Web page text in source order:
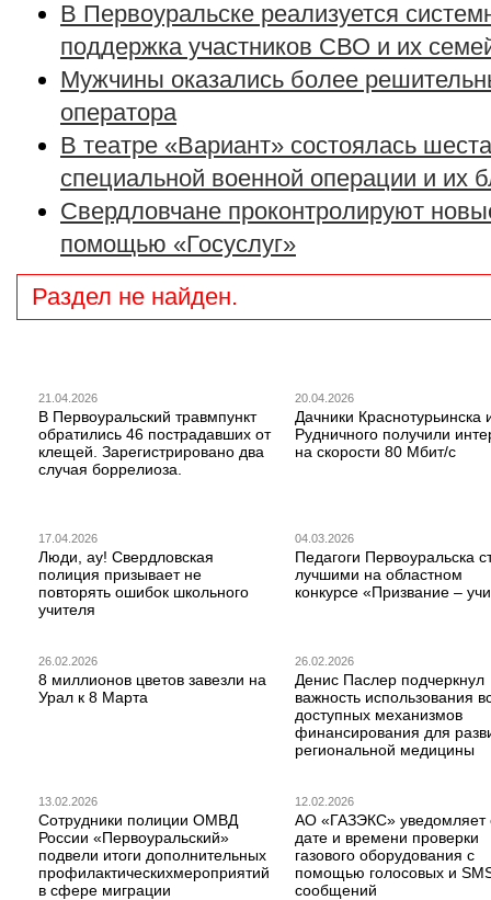
В Первоуральске реализуется
поддержка участников СВО и их
Мужчины оказались более
оператора
В театре «Вариант» состоялась
специальной военной операции и их
Свердловчане проконтролируют
помощью «Госуслуг»
Раздел не найден.
21.04.2026
В Первоуральский травмпункт
обратились 46 пострадавших от
клещей. Зарегистрировано два
случая боррелиоза.
20.04.2026
Дачники Краснотурьинска
Рудничного получили
на скорости 80 Мбит/с
17.04.2026
Люди, ау! Свердловская
полиция призывает не
повторять ошибок школьного
учителя
04.03.2026
Педагоги Первоуральска
лучшими на областном
конкурсе «Призвание –
26.02.2026
8 миллионов цветов завезли на
Урал к 8 Марта
26.02.2026
Денис Паслер подчеркнул
важность использования
доступных механизмов
финансирования для
региональной медицины
13.02.2026
Сотрудники полиции ОМВД
России «Первоуральский»
подвели итоги дополнительных
профилактическихмероприятий
в сфере миграции
12.02.2026
АО «ГАЗЭКС» уведомляет
дате и времени проверки
газового оборудования с
помощью голосовых и
сообщений